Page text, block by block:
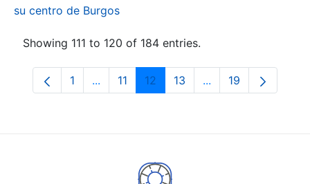
su centro de Burgos
Showing 111 to 120 of 184 entries.
Page
1 ...Intermediate Pages Use TAB to navigate.
Page
11 Page
12 Page
13 ...Intermediate
Page
19